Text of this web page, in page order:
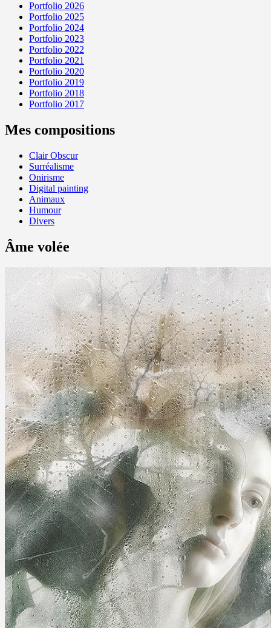
Portfolio 2026
Portfolio 2025
Portfolio 2024
Portfolio 2023
Portfolio 2022
Portfolio 2021
Portfolio 2020
Portfolio 2019
Portfolio 2018
Portfolio 2017
Mes compositions
Clair Obscur
Surréalisme
Onirisme
Digital painting
Animaux
Humour
Divers
Âme volée